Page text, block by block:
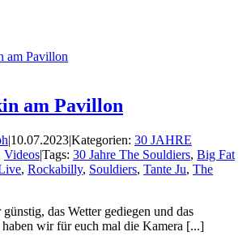
am Pavillon
am Pavillon
|10.07.2023|Kategorien: 30 JAHRE
Videos|Tags: 30 Jahre The Souldiers, Big Fat
, Rockabilly, Souldiers, Tante Ju, The
das Wetter gediegen und das
wir für euch mal die Kamera [...]